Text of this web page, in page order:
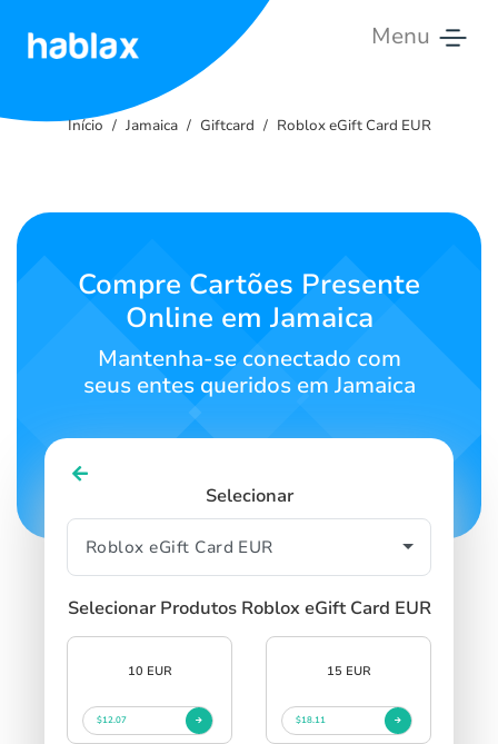
Menu
Tarifas
Contate-
Português
SIGN IN
Início Jamaica Giftcard Roblox eGift Card EUR
Compre Cartões Presente
Online em Jamaica
Mantenha-se conectado com
seus entes queridos em Jamaica
Selecionar
Selecionar Produtos Roblox eGift Card EUR
10 EUR
$12.07
15 EUR
$18.11